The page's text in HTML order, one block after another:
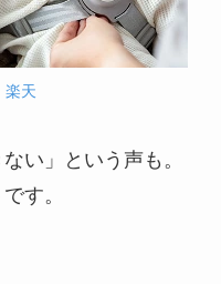
楽天
い」という声も。
す。